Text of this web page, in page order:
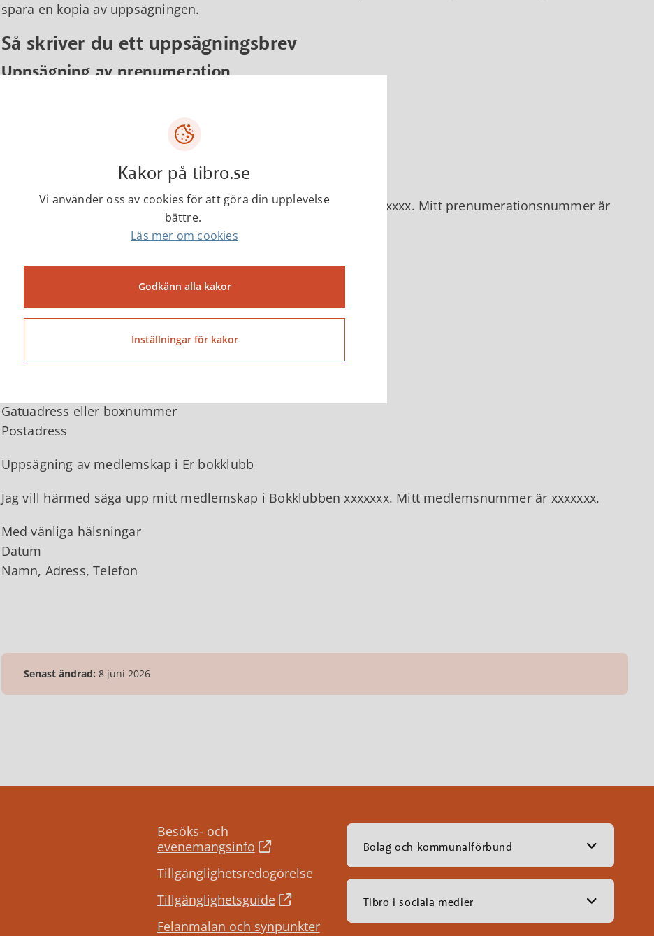
spara en kopia av uppsägningen.
Så skriver du ett uppsägningsbrev
Uppsägning av prenumeration
Uppsägning av prenumeration.
Jag vill härmed säga upp min prenumeration på tidningen xxxxxxxxx. Mitt prenumerationsnummer är
Uppsägning av medlemskap i bokklubb
Gatuadress eller boxnummer
Postadress
Uppsägning av medlemskap i Er bokklubb
Jag vill härmed säga upp mitt medlemskap i Bokklubben xxxxxxx. Mitt medlemsnummer är xxxxxxx.
Med vänliga hälsningar
Datum
Namn, Adress, Telefon
Senast ändrad: 8 juni 2026
Besöks- och
evenemangsinfo
Tillgänglighetsredogörelse
Tillgänglighetsguide
Felanmälan och synpunkter
Bolag och kommunalförbund
Tibro i sociala medier
Kakor på tibro.se
Vi använder oss av cookies för att göra din upplevelse
bättre.
Läs mer om cookies
Godkänn alla kakor
Inställningar för kakor